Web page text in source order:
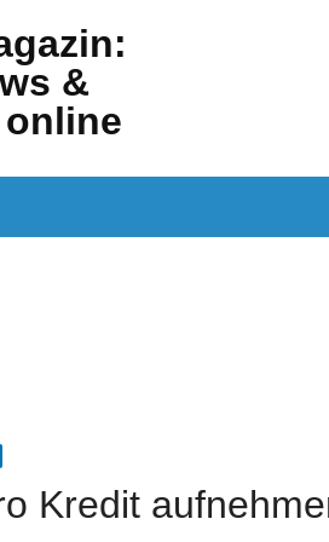
Kredit